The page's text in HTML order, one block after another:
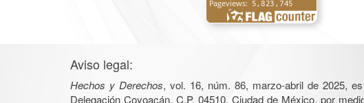
Aviso legal:
Hechos y Derechos, vol. 16, núm. 86, marzo-abril de 2025,
Delegación Coyoacán, C.P. 04510, Ciudad de México, por